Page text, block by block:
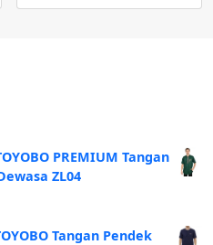
ini
diambil
produk
PREMIUM Tangan
ZL04
Tangan Pendek